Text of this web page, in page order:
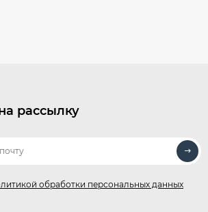
рассылку
обработки персональных данных